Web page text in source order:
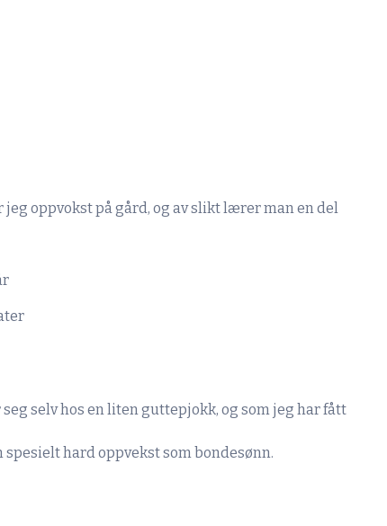
oppvokst på gård, og av slikt lærer man en del
selv hos en liten guttepjokk, og som jeg har fått
spesielt hard oppvekst som bondesønn.